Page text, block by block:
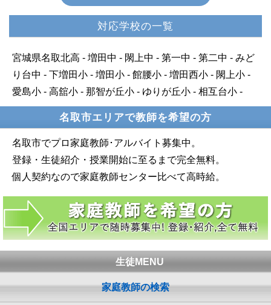
対応学校の一覧
宮城県名取北高 - 増田中 - 閖上中 - 第一中 - 第二中 - みど
り台中 - 下増田小 - 増田小 - 館腰小 - 増田西小 - 閖上小 -
愛島小 - 高舘小 - 那智が丘小 - ゆりが丘小 - 相互台小 -
名取市エリアで教師を希望の方
名取市でプロ家庭教師･アルバイト募集中。
登録・生徒紹介・授業開始に至るまで完全無料。
個人契約なので家庭教師センター比べて高時給。
生徒MENU
家庭教師の検索